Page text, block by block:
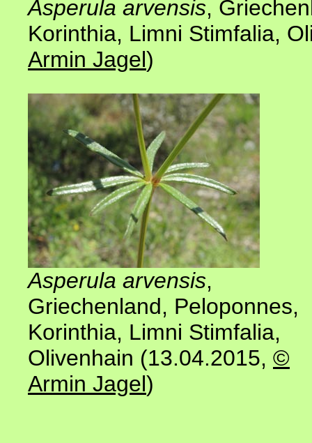
Asperula arvensis,
Korinthia, Limni Stimfalia,
Armin Jagel)
Asperula arvensis,
Griechenland, Peloponnes,
Korinthia, Limni Stimfalia,
Olivenhain (13.04.2015, ©
Armin Jagel)